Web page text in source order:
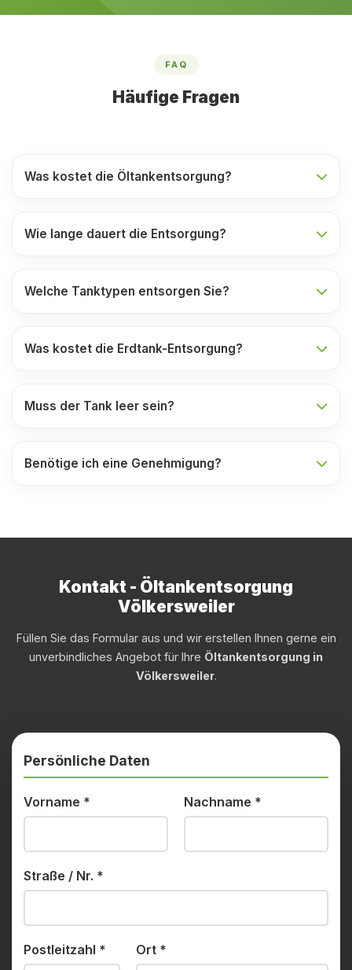
FAQ
Häufige Fragen
Was kostet die Öltankentsorgung?
Wie lange dauert die Entsorgung?
Welche Tanktypen entsorgen Sie?
Was kostet die Erdtank-Entsorgung?
Muss der Tank leer sein?
Benötige ich eine Genehmigung?
Kontakt - Öltankentsorgung
Völkersweiler
Füllen Sie das Formular aus und wir erstellen Ihnen gerne ein
unverbindliches Angebot für Ihre Öltankentsorgung in
Völkersweiler.
Persönliche Daten
Vorname * Nachname *
Straße / Nr. *
Postleitzahl * Ort *